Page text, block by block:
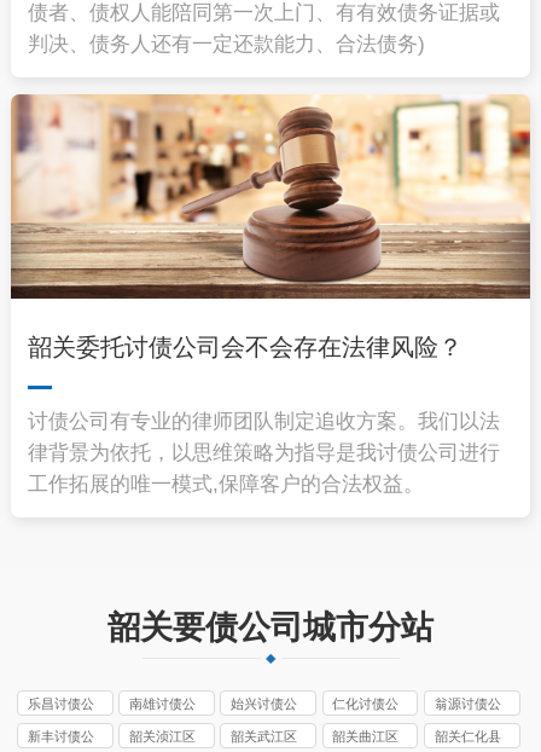
债者、债权人能陪同第一次上门、有有效债务证据或
判决、债务人还有一定还款能力、合法债务)
韶关委托讨债公司会不会存在法律风险？
讨债公司有专业的律师团队制定追收方案。我们以法
律背景为依托，以思维策略为指导是我讨债公司进行
工作拓展的唯一模式,保障客户的合法权益。
韶关要债公司城市分站
乐昌讨债公
司
南雄讨债公
司
始兴讨债公
司
仁化讨债公
司
翁源讨债公
司
新丰讨债公
韶关浈江区
韶关武江区
韶关曲江区
韶关仁化县